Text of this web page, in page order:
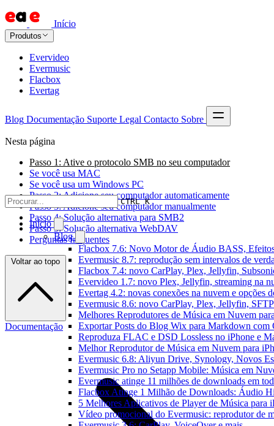
Início
Produtos
Evervideo
Evermusic
Flacbox
Evertag
Blog Documentação Suporte Legal Contacto Sobre
CTRL K
Início
Blog
Flacbox 7.6: Novo Motor de Áudio BASS,
Evermusic 8.7: reprodução sem intervalos de
Flacbox 7.4: novo CarPlay, Plex, Jellyfin,
Evervideo 1.7: novo Plex, Jellyfin, streaming na
Evertag 4.2: novas conexões na nuvem e opções
Evermusic 8.6: novo CarPlay, Plex, Jellyfin,
Melhores Reprodutores de Música em Nuvem
Exportar Posts do Blog Wix para Markdown com
Reproduza FLAC e DSD Lossless no iPhone e
Melhor Reprodutor de Música em Nuvem para
Evermusic 6.8: Aliyun Drive, Synology, Novos
Evermusic Pro no Setapp Mobile: Música em
Evermusic atinge 11 milhões de downloads em
Flacbox Atinge 1 Milhão de Downloads: Áudio
5 Melhores Aplicativos de Player de Música para
Vídeo promocional do Evermusic: reprodutor de
Nesta página
Passo 1: Ative o protocolo SMB no seu computador
Se você usa MAC
Se você usa um Windows PC
Passo 2: Adicione seu computador automaticamente
Passo 3: Adicione seu computador manualmente
Passo 4: Solução alternativa para SMB2
Passo 5: Solução alternativa WebDAV
Perguntas frequentes
Voltar ao topo
Documentação